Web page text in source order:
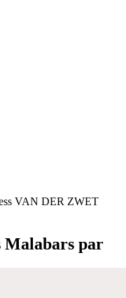
VAN DER ZWET
Malabars par